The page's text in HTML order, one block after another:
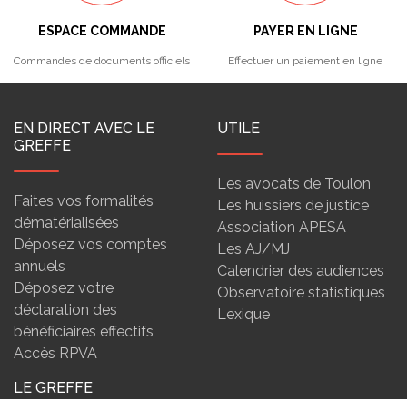
ESPACE COMMANDE
Commandes de documents officiels
PAYER EN LIGNE
Effectuer un paiement en ligne
EN DIRECT AVEC LE
GREFFE
Faites vos formalités
dématérialisées
Déposez vos comptes
annuels
Déposez votre
déclaration des
bénéficiaires effectifs
Accès RPVA
UTILE
Les avocats de Toulon
Les huissiers de justice
Association APESA
Les AJ/MJ
Calendrier des audiences
Observatoire statistiques
Lexique
LE GREFFE